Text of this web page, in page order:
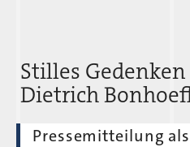
Stilles
Dietrich
Pressemitteilung als